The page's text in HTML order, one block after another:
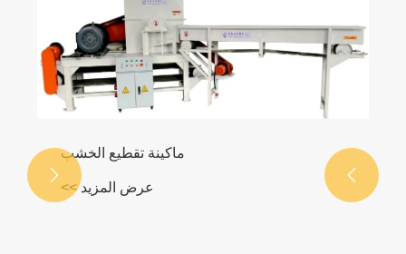
آلة تصنيع البلاستيك والنفايات النسيجية
عرض المزيد >>

